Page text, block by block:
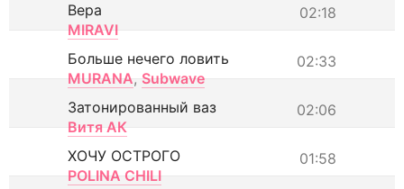
02:18
Вера
MIRAVI
02:33
Больше нечего ловить
MURANA, Subwave
02:06
Затонированный ваз
Витя АК
01:58
ХОЧУ ОСТРОГО
POLINA CHILI